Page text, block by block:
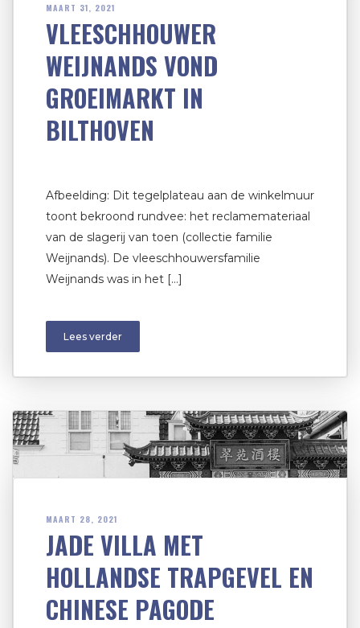
MAART 31, 2021
VLEESCHHOUWER
WEIJNANDS VOND
GROEIMARKT IN
BILTHOVEN
Afbeelding: Dit tegelplateau aan de winkelmuur
toont bekroond rundvee: het reclamemateriaal
van de slagerij van toen (collectie familie
Weijnands). De vleeschhouwersfamilie
Weijnands was in het […]
Lees verder
MAART 28, 2021
JADE VILLA MET
HOLLANDSE TRAPGEVEL EN
CHINESE PAGODE